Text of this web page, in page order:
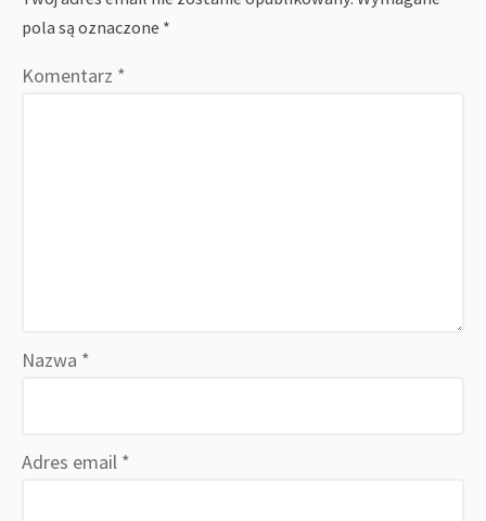
pola są oznaczone *
Komentarz *
Nazwa *
Adres email *